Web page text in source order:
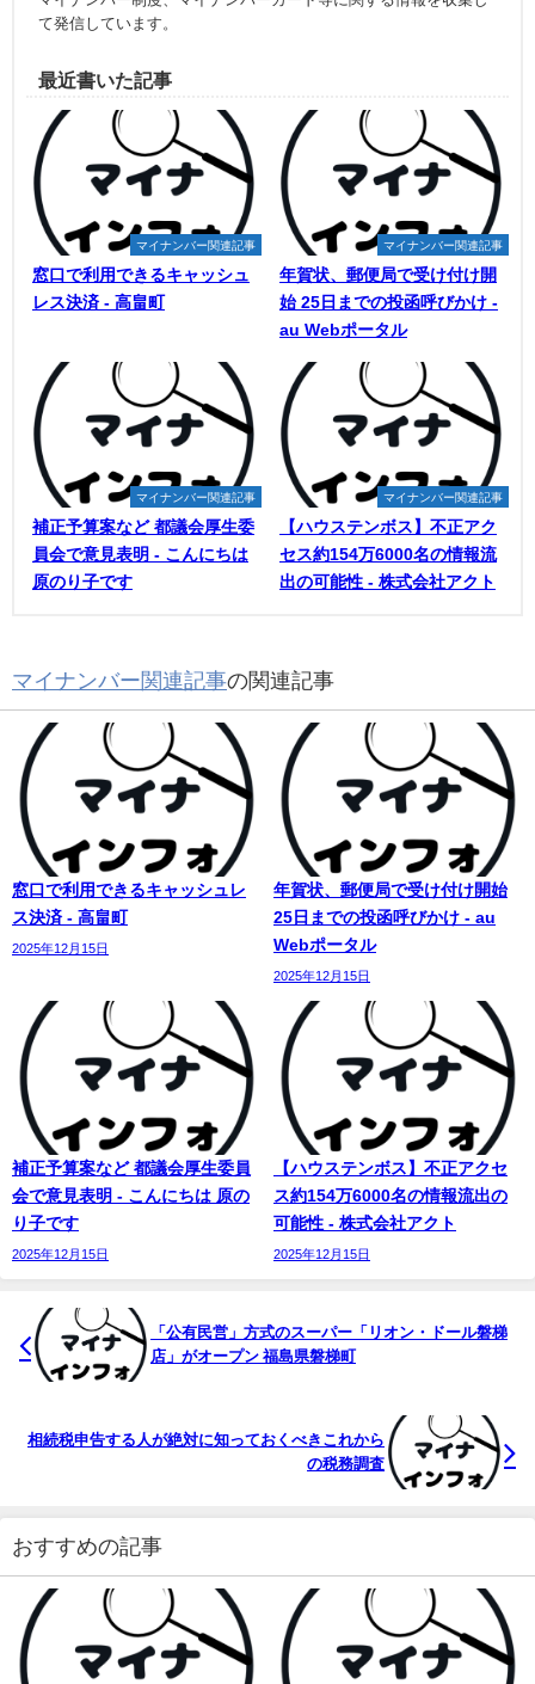
て発信しています。
最近書いた記事
マイナンバー関連記事
窓口で利用できるキャッシュ
レス決済 - 高畠町
マイナンバー関連記事
年賀状、郵便局で受け付け開
始 25日までの投函呼びかけ -
au Webポータル
マイナンバー関連記事
補正予算案など 都議会厚生委
員会で意見表明 - こんにちは
原のり子です
マイナンバー関連記事
【ハウステンボス】不正アク
セス約154万6000名の情報流
出の可能性 - 株式会社アクト
マイナンバー関連記事の関連記事
窓口で利用できるキャッシュレ
ス決済 - 高畠町
2025年12月15日
年賀状、郵便局で受け付け開始
25日までの投函呼びかけ - au
Webポータル
2025年12月15日
補正予算案など 都議会厚生委員
会で意見表明 - こんにちは 原の
り子です
2025年12月15日
【ハウステンボス】不正アクセ
ス約154万6000名の情報流出の
可能性 - 株式会社アクト
2025年12月15日
「公有民営」方式のスーパー「リオン・ドール磐梯
店」がオープン 福島県磐梯町
相続税申告する人が絶対に知っておくべきこれから
の税務調査
おすすめの記事